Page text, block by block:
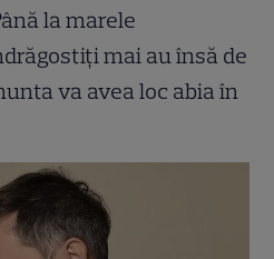
la marele
mai au însă de
va avea loc abia în